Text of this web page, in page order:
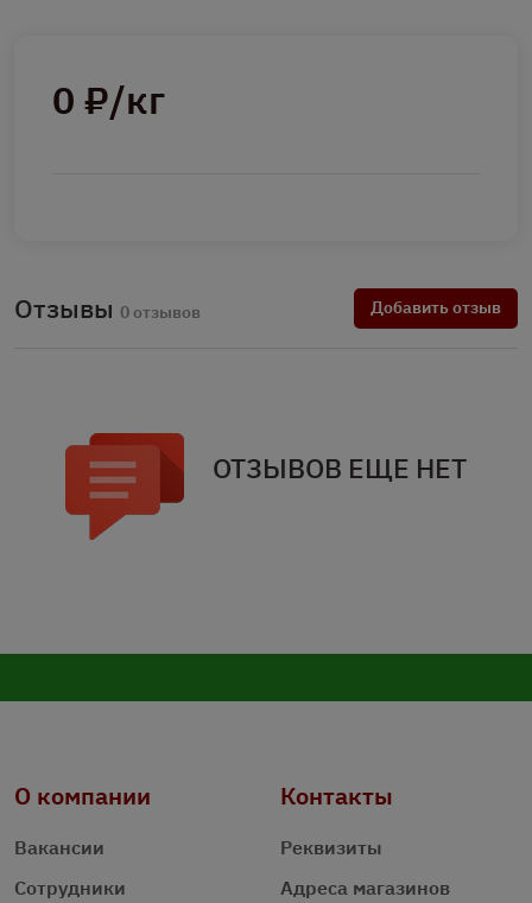
0 ₽/кг
Отзывы 0 отзывов Добавить отзыв
ОТЗЫВОВ ЕЩЕ НЕТ
О компании
Вакансии
Сотрудники
Контакты
Реквизиты
Адреса магазинов